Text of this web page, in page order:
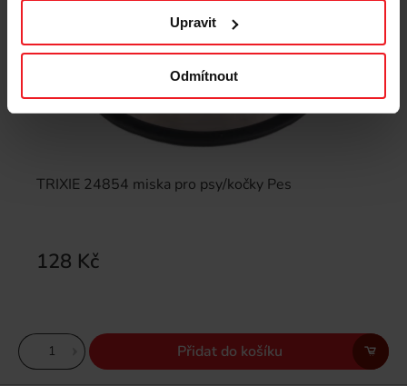
Upravit
Odmítnout
TRIXIE 24854 miska pro psy/kočky Pes
128 Kč
Přidat do košíku